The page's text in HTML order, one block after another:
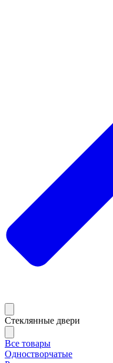
Стеклянные двери
Все товары
Одностворчатые